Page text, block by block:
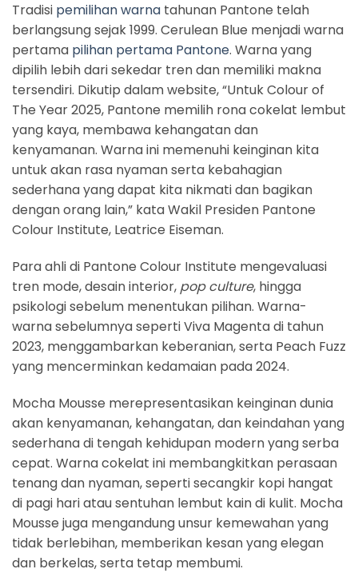
Tradisi pemilihan warna tahunan Pantone telah
berlangsung sejak 1999. Cerulean Blue menjadi warna
pertama pilihan pertama Pantone. Warna yang
dipilih lebih dari sekedar tren dan memiliki makna
tersendiri. Dikutip dalam website, “Untuk Colour of
The Year 2025, Pantone memilih rona cokelat lembut
yang kaya, membawa kehangatan dan
kenyamanan. Warna ini memenuhi keinginan kita
untuk akan rasa nyaman serta kebahagian
sederhana yang dapat kita nikmati dan bagikan
dengan orang lain,” kata Wakil Presiden Pantone
Colour Institute, Leatrice Eiseman.
Para ahli di Pantone Colour Institute mengevaluasi
tren mode, desain interior, pop culture, hingga
psikologi sebelum menentukan pilihan. Warna-
warna sebelumnya seperti Viva Magenta di tahun
2023, menggambarkan keberanian, serta Peach Fuzz
yang mencerminkan kedamaian pada 2024.
Mocha Mousse merepresentasikan keinginan dunia
akan kenyamanan, kehangatan, dan keindahan yang
sederhana di tengah kehidupan modern yang serba
cepat. Warna cokelat ini membangkitkan perasaan
tenang dan nyaman, seperti secangkir kopi hangat
di pagi hari atau sentuhan lembut kain di kulit. Mocha
Mousse juga mengandung unsur kemewahan yang
tidak berlebihan, memberikan kesan yang elegan
dan berkelas, serta tetap membumi.